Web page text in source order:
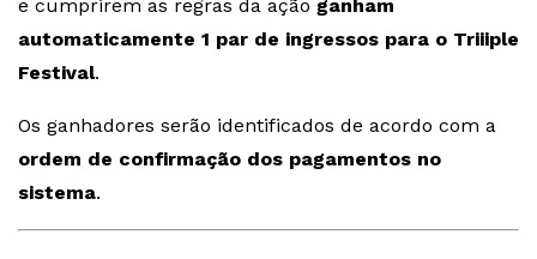
e cumprirem as regras da ação ganham
automaticamente 1 par de ingressos para o Triiiple
Festival.
Os ganhadores serão identificados de acordo com a
ordem de confirmação dos pagamentos no
sistema.